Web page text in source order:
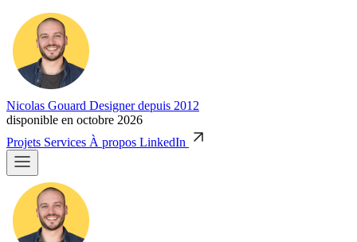
Nicolas Gouard Designer depuis 2012
disponible en octobre 2026
Projets Services À propos LinkedIn